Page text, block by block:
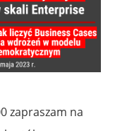
zapraszam na